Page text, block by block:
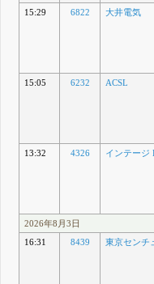
15:29
6822 大井電気
15:05
6232 ACSL
13:32
4326 インテージ
2026年8月3日
16:31
8439 東京センチ